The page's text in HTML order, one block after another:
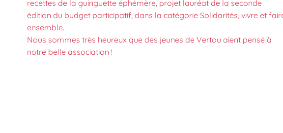
recettes de la guinguette éphémère, projet lauréat de la seconde
édition du budget participatif, dans la catégorie Solidarités, vivre et
ensemble.
Nous sommes très heureux que des jeunes de Vertou aient pensé à
notre belle association !